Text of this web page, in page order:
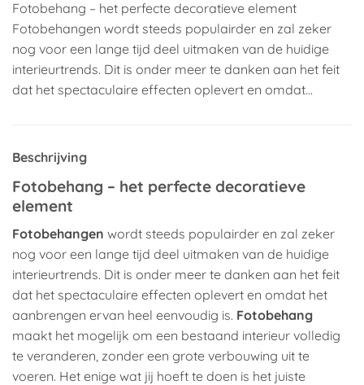
Fotobehang – het perfecte decoratieve element
Fotobehangen wordt steeds populairder en zal zeker
nog voor een lange tijd deel uitmaken van de huidige
interieurtrends. Dit is onder meer te danken aan het feit
dat het spectaculaire effecten oplevert en omdat…
Beschrijving
Fotobehang – het perfecte decoratieve
element
Fotobehangen wordt steeds populairder en zal zeker
nog voor een lange tijd deel uitmaken van de huidige
interieurtrends. Dit is onder meer te danken aan het feit
dat het spectaculaire effecten oplevert en omdat het
aanbrengen ervan heel eenvoudig is. Fotobehang
maakt het mogelijk om een bestaand interieur volledig
te veranderen, zonder een grote verbouwing uit te
voeren. Het enige wat jij hoeft te doen is het juiste